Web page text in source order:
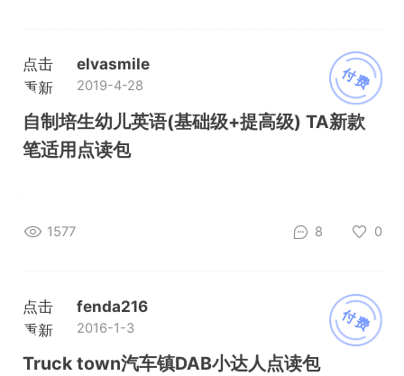
付费
点击
重新
加载
elvasmile
2019-4-28
自制培生幼儿英语(基础级+提高级) TA新款
笔适用点读包
1577 8 0
付费
点击
重新
加载
fenda216
2016-1-3
Truck town汽车镇DAB小达人点读包